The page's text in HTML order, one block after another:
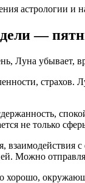
астрологии
—
Луна убывает,
не только
Можно